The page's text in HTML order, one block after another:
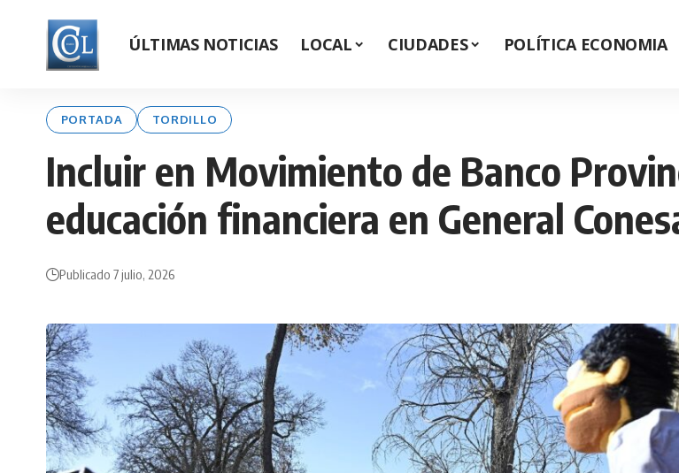
ÚLTIMAS NOTICIAS LOCAL CIUDADES POLÍTICA ECONOMIA
PORTADA TORDILLO
Incluir en Movimiento de Banco
educación financiera en General
Publicado 7 julio, 2026